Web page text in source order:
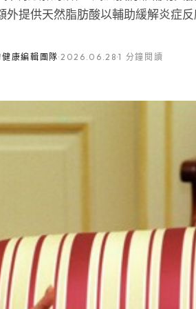
外提供天然脂肪酸以輔助緩解炎症反
康編輯團隊·2026.06.28·1 分鐘閱讀